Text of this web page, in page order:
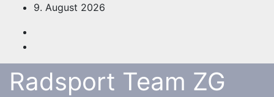
springen
9. August 2026
Radsport Team ZG